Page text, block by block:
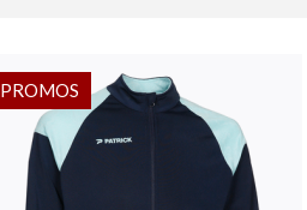
PROMOS